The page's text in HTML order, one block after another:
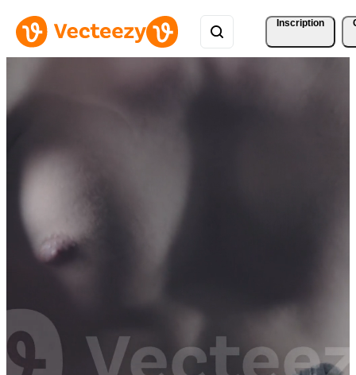
Inscription